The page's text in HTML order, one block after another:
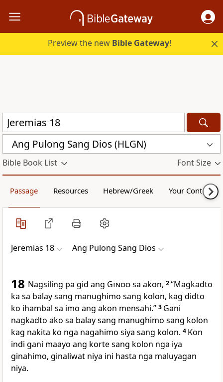
Preview the new Bible Gateway!
Ang Pulong Sang Dios (HLGN)
Bible Book List Font Size
Passage Resources Hebrew/Greek Your Content
Jeremias 18 Ang Pulong Sang Dios
18 Nagsiling pa gid ang Ginoosa akon, 2“Magkadto
ka sa balay sang manughimo sang kolon, kag didto
ko ihambal sa imo ang akon mensahi.” 3 Gani
nagkadto ako sa balay sang manughimo sang kolon
kag nakita ko nga nagahimo siya sang kolon. 4 Kon
indi gani maayo ang korte sang kolon nga iya
ginahimo, ginaliwat niya ini hasta nga maluyagan
niya.